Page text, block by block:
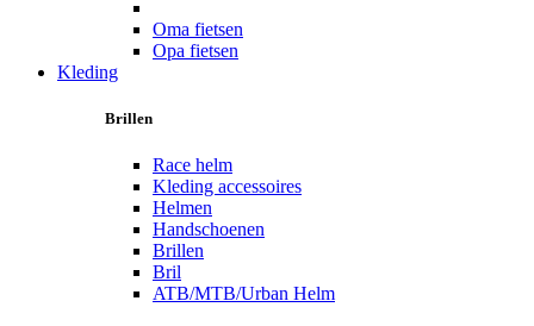
Oma fietsen
Opa fietsen
Kleding
Brillen
Race helm
Kleding accessoires
Helmen
Handschoenen
Brillen
Bril
ATB/MTB/Urban Helm